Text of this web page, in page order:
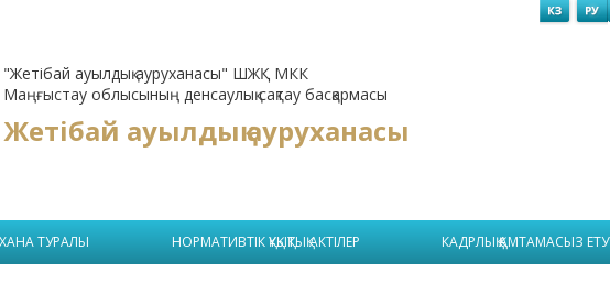
"Жетібай ауылдық ауруханасы" ШЖҚ МКК
Маңғыстау облысының денсаулық сақтау басқармасы
Жетібай ауылдық ауруханасы
ТУРАЛЫ НОРМАТИВТІК ҚҰҚЫҚТЫҚ АКТІЛЕР КАДРЛЫҚ ҚАМТАМАСЫЗ ЕТУ